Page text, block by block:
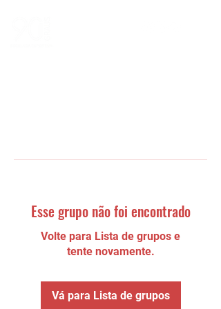
Esse grupo não foi encontrado
Volte para Lista de grupos e
tente novamente.
Vá para Lista de grupos